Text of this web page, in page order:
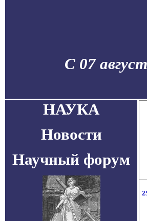
С 07
НАУКА
Новости
Научный форум